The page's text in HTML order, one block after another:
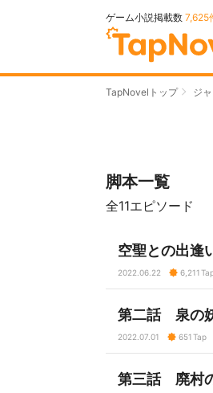
ゲーム小説掲載数 7,625
TapNovelトップ ジ
脚本一覧
全11エピソード
空聖との出逢
2022.06.22 6,211
第二話 泉の
2022.07.01 651Tap
第三話 廃村